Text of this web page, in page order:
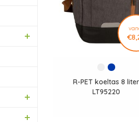
R-PET koeltas 8 liter
LT95220